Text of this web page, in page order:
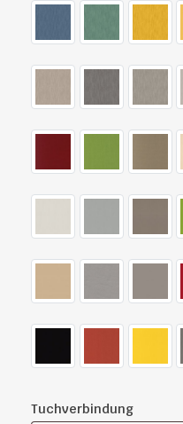
Tuchverbindung